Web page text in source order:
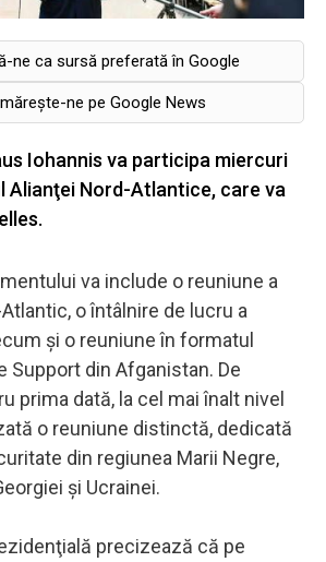
ne ca sursă preferată în Google
ne pe Google News
Iohannis va participa miercuri
Alianţei Nord-Atlantice, care va
va include o reuniune a
o întâlnire de lucru a
şi o reuniune în formatul
Support din Afganistan. De
prima dată, la cel mai înalt nivel
o reuniune distinctă, dedicată
din regiunea Marii Negre,
şi Ucrainei.
precizează că pe